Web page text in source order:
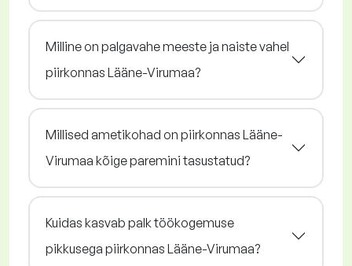
Milline on palgavahe meeste ja naiste vahel
piirkonnas Lääne-Virumaa?
Millised ametikohad on piirkonnas Lääne-
Virumaa kõige paremini tasustatud?
Kuidas kasvab palk töökogemuse
pikkusega piirkonnas Lääne-Virumaa?